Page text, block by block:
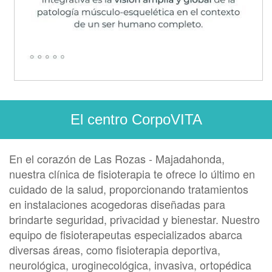
El centro CorpoVITA
En el corazón de Las Rozas - Majadahonda,
nuestra clínica de fisioterapia te ofrece lo último en
cuidado de la salud, proporcionando tratamientos
en instalaciones acogedoras diseñadas para
brindarte seguridad, privacidad y bienestar. Nuestro
equipo de fisioterapeutas especializados abarca
diversas áreas, como fisioterapia deportiva,
neurológica, uroginecológica, invasiva, ortopédica